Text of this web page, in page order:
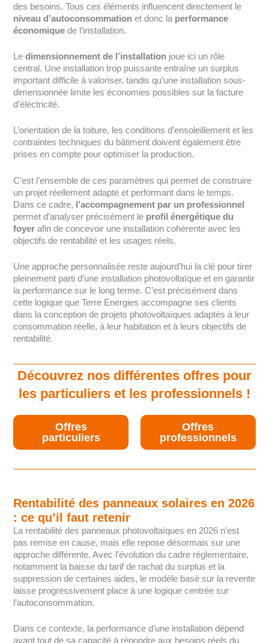
des besoins. Tous ces éléments influencent directement le
niveau d’autoconsommation et donc la performance
économique de l’installation.
Ledimensionnement de l’installation joue ici un rôle
central. Une installation trop puissante entraîne un surplus
important difficile à valoriser, tandis qu’une installation sous-
dimensionnée limite les économies possibles sur la facture
d’électricité.
L’orientation de la toiture, les conditions d’ensoleillement et les
contraintes techniques du bâtiment doivent également être
prises en compte pour optimiser la production.
C’est l’ensemble de ces paramètres qui permet de construire
un projet réellement adapté et performant dans le temps.
Dans ce cadre, l’accompagnement par un professionnel
permet d’analyser précisément le profil énergétique du
foyer afin de concevoir une installation cohérente avec les
objectifs de rentabilité et les usages réels.
Une approche personnalisée reste aujourd’hui la clé pour tirer
pleinement parti d’une installation photovoltaïque et en garantir
la performance sur le long terme. C’est précisément dans
cette logique que Terre Energies accompagne ses clients
dans la conception de projets photovoltaïques adaptés à leur
consommation réelle, à leur habitation et à leurs objectifs de
rentabilité.
Découvrez nos différentes offres pour
les particuliers et les professionnels !
Offres
particuliers
Offres
professionnels
Rentabilité des panneaux solaires en 2026
: ce qu’il faut retenir
La rentabilité des panneaux photovoltaïques en 2026 n’est
pas remise en cause, mais elle repose désormais sur une
approche différente. Avec l’évolution du cadre réglementaire,
notamment la baisse du tarif de rachat du surplus et la
suppression de certaines aides, le modèle basé sur la revente
laisse progressivement place à une logique centrée sur
l’autoconsommation.
Dans ce contexte, la performance d’une installation dépend
avant tout de sa capacité à répondre aux besoins réels du